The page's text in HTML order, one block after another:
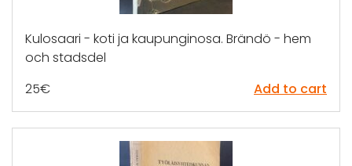
Kulosaari - koti ja kaupunginosa. Brändö - hem
och stadsdel
25€ Add to cart